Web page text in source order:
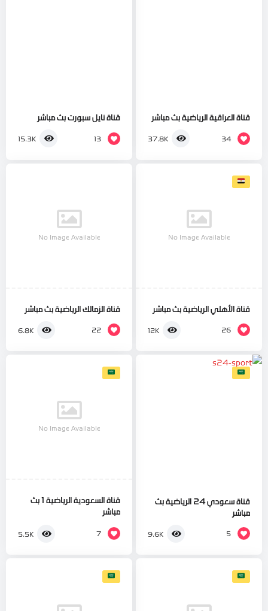
قناة العراقية الرياضية بث مباشر
34
37.8K
قناة نايل سبورت بث مباشر
13
15.3K
No Image Available
قناة الأهلي الرياضية بث مباشر
26
12K
No Image Available
قناة الزمالك الرياضية بث مباشر
22
6.8K
قناة سعودي 24 الرياضية بث
مباشر
5
9.6K
No Image Available
قناة السعودية الرياضية 1 بث
مباشر
7
5.5K